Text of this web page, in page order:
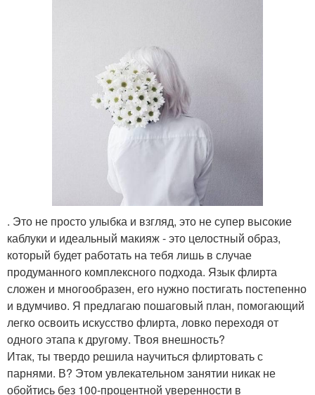
. Это не просто улыбка и взгляд, это не супер высокие
каблуки и идеальный макияж - это целостный образ,
который будет работать на тебя лишь в случае
продуманного комплексного подхода. Язык флирта
сложен и многообразен, его нужно постигать постепенно
и вдумчиво. Я предлагаю пошаговый план, помогающий
легко освоить искусство флирта, ловко переходя от
одного этапа к другому. Твоя внешность?
Итак, ты твердо решила научиться флиртовать с
парнями. В? Этом увлекательном занятии никак не
обойтись без 100-процентной уверенности в